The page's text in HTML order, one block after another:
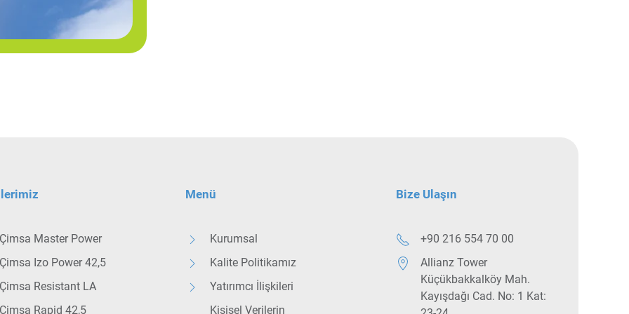
Çimsa Master Power
Çimsa Izo Power 42,5
Çimsa Resistant LA
Çimsa Rapid 42,5
Menü
Kurumsal
Kalite Politikamız
Yatırımcı İlişkileri
Kişisel Verilerin
Bize Ulaşın
+90 216 554 70 00
Allianz Tower
Küçükbakkalköy Mah.
Kayışdağı Cad. No: 1 Kat: